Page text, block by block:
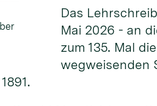
Das
Mai 2026 - an
zum 135. Mal
wegweisenden